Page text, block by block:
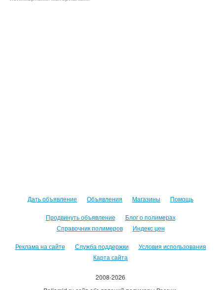
Дать объявление Объявления Магазины Помощь
Продвинуть объявление
Блог о полимерах
Справочник полимеров
Индекс цен
Реклама на сайте Служба поддержки
Условия использования
Карта сайта
2008-2026